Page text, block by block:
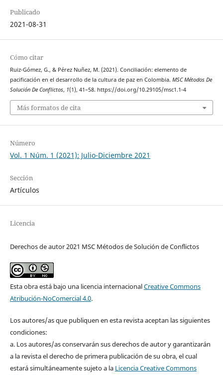
Publicado
2021-08-31
Cómo citar
Ruiz-Gómez, G., & Pérez Nuñez, M. (2021). Conciliación: elemento de
pacificación en el desarrollo de la cultura de paz en Colombia. MSC Métodos De
Solución De Conflictos, 1(1), 41–58. https://doi.org/10.29105/msc1.1-4
Más formatos de cita
Número
Vol. 1 Núm. 1 (2021): Julio-Diciembre 2021
Sección
Artículos
Licencia
Derechos de autor 2021 MSC Métodos de Solución de Conflictos
Esta obra está bajo una licencia internacionalCreative Commons
Atribución-NoComercial 4.0.
Los autores/as que publiquen en esta revista aceptan las siguientes
condiciones:
a. Los autores/as conservarán sus derechos de autor y garantizarán
a la revista el derecho de primera publicación de su obra, el cual
estará simultáneamente sujeto a la Licencia Creative Commons